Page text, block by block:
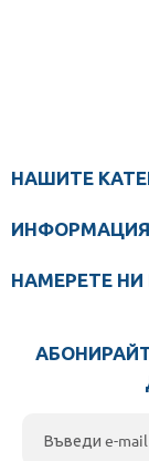
НАШИТЕ
ИНФОРМАЦИЯ
НАМЕРЕТЕ НИ